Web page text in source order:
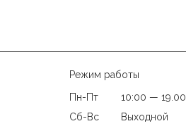
Режим работы
Пн-Пт
10:00 — 19.00
Сб-Вс
Выходной